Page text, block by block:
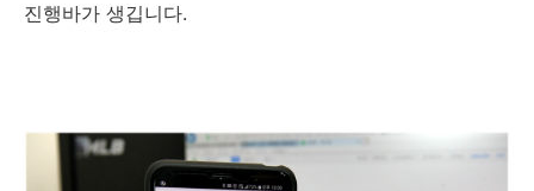
진행바가 생깁니다.